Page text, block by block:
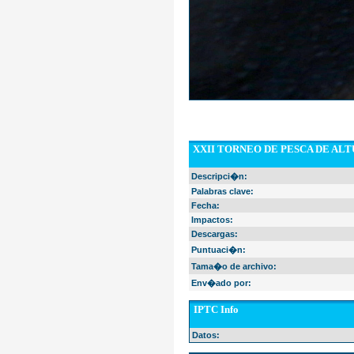
XXII TORNEO DE PESCA DE
Descripci�n:
Palabras clave:
Fecha:
Impactos:
Descargas:
Puntuaci�n:
Tama�o de archivo:
Env�ado por:
IPTC Info
Datos: